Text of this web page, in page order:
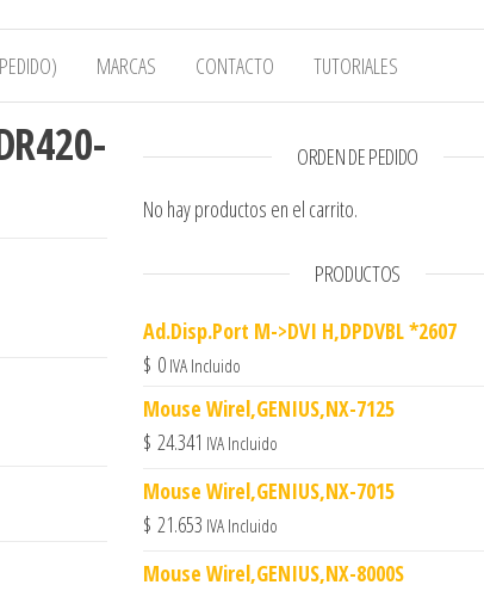
MARCAS CONTACTO TUTORIALES
2601 cantidad
ORDEN DE PEDIDO
No hay productos en el carrito.
PRODUCTOS
Ad.Disp.Port M->DVI H,DPDVBL *2607
$ 0 IVA Incluido
Mouse Wirel,GENIUS,NX-7125
$ 24.341 IVA Incluido
Mouse Wirel,GENIUS,NX-7015
$ 21.653 IVA Incluido
Mouse Wirel,GENIUS,NX-8000S